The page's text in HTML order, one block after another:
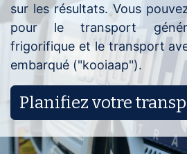
sur les résultats. Vous
pour le transport
frigorifique et le transport
embarqué ("kooiaap").
Planifiez votre